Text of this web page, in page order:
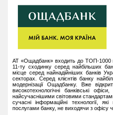
АТ «Ощадбанк» входить до ТОП-1000
11-ту сходинку серед найбільших
місце серед найнадійніших банків
секторах. Серед клієнтів банку
модернізації Ощадбанку. Вже
високотехнологічні банківські
найсучаснішими світовими
сучасні інформаційні технології,
послугами банку, не виходячи з офісу